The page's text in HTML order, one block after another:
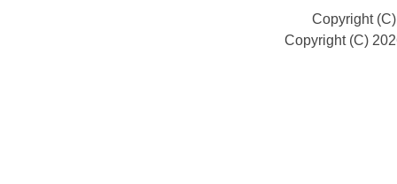
Copyright
Copyright (C)